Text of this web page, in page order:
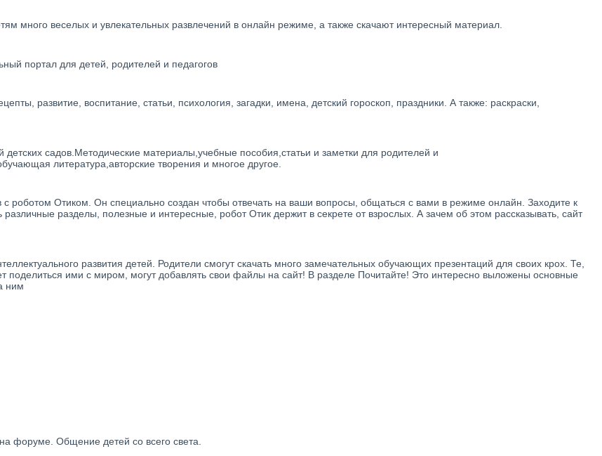
много веселых и увлекательных развлечений в онлайн режиме, а также скачают интересный материал.
портал для детей, родителей и педагогов
развитие, воспитание, статьи, психология, загадки, имена, детский гороскоп, праздники. А также: раскраски,
садов.Методические материалы,учебные пособия,статьи и заметки для родителей и
литература,авторские творения и многое другое.
с роботом Отиком. Он специально создан чтобы отвечать на ваши вопросы, общаться с вами в режиме онлайн. Заходите к
различные разделы, полезные и интересные, робот Отик держит в секрете от взрослых. А зачем об этом рассказывать, сайт
развития детей. Родители смогут скачать много замечательных обучающих презентаций для своих крох. Те,
поделиться ими с миром, могут добавлять свои файлы на сайт! В разделе Почитайте! Это интересно выложены основные
ним
форуме. Общение детей со всего света.